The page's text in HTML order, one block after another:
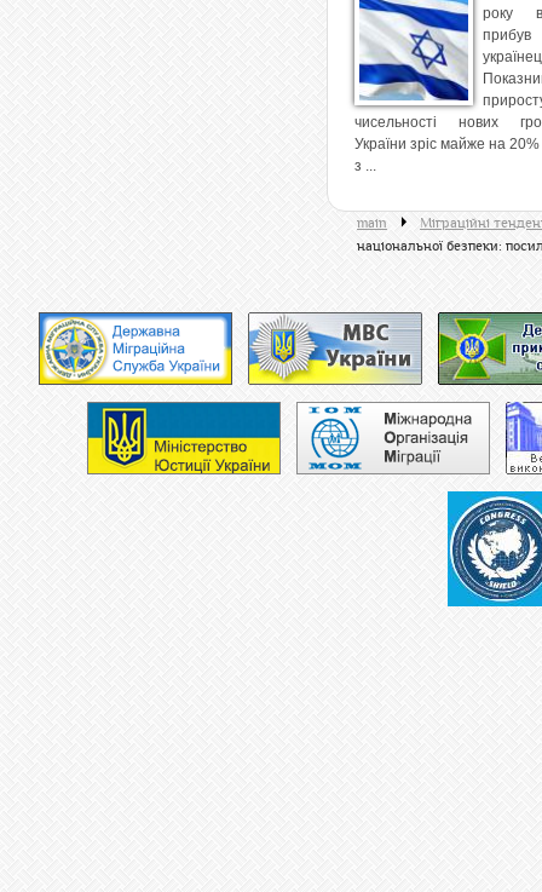
року в
чисельності нових
України зріс майже на
з ...
main
Міграційні
національної безпеки: